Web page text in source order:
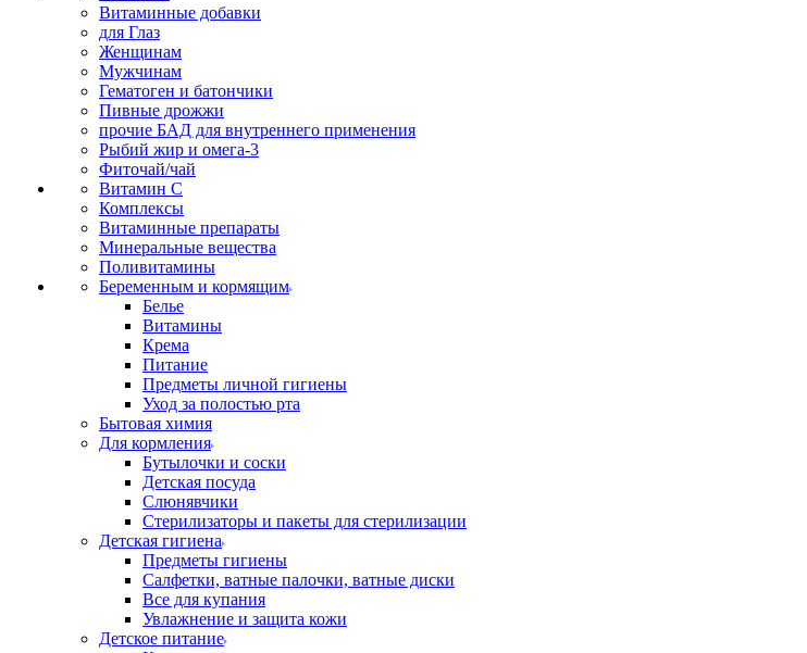
Витаминные добавки
для Глаз
Женщинам
Мужчинам
Гематоген и батончики
Пивные дрожжи
прочие БАД для внутреннего применения
Рыбий жир и омега-3
Фиточай/чай
Витамин С
Комплексы
Витаминные препараты
Минеральные вещества
Поливитамины
Беременным и кормящим
Белье
Витамины
Крема
Питание
Предметы личной гигиены
Уход за полостью рта
Бытовая химия
Для кормления
Бутылочки и соски
Детская посуда
Слюнявчики
Стерилизаторы и пакеты для стерилизации
Детская гигиена
Предметы гигиены
Салфетки, ватные палочки, ватные диски
Все для купания
Увлажнение и защита кожи
Детское питание